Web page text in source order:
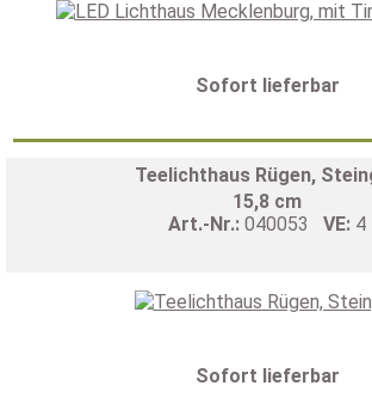
Sofort lieferbar
Teelichthaus Rügen,
15,8 cm
Art.-Nr.: 040053 VE: 4
Sofort lieferbar